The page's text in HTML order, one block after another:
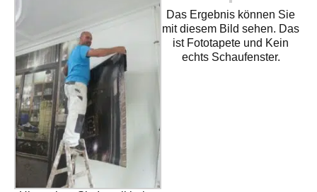
Das Ergebnis können Sie
mit diesem Bild sehen. Das
ist Fototapete und Kein
echts Schaufenster.